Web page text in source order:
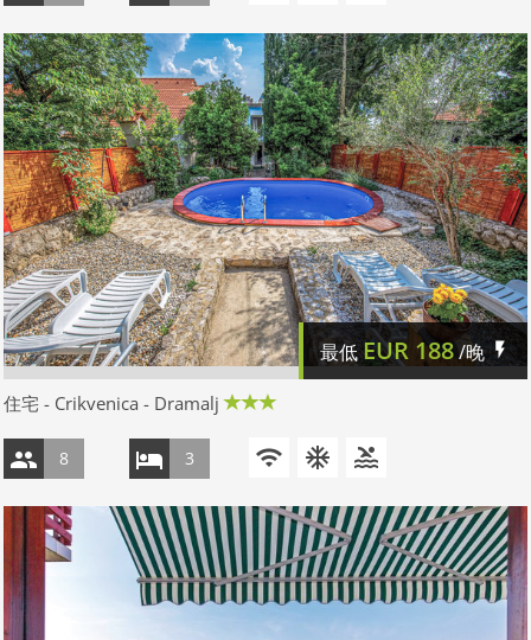
最低EUR 188/晚
住宅 - Crikvenica - Dramalj
8 3